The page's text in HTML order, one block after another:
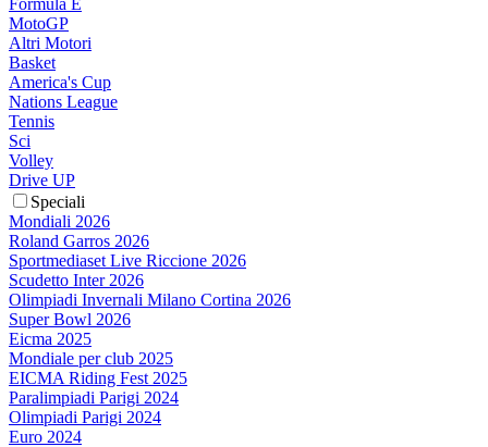
Formula E
MotoGP
Altri Motori
Basket
America's Cup
Nations League
Tennis
Sci
Volley
Drive UP
Speciali
Mondiali 2026
Roland Garros 2026
Sportmediaset Live Riccione 2026
Scudetto Inter 2026
Olimpiadi Invernali Milano Cortina 2026
Super Bowl 2026
Eicma 2025
Mondiale per club 2025
EICMA Riding Fest 2025
Paralimpiadi Parigi 2024
Olimpiadi Parigi 2024
Euro 2024